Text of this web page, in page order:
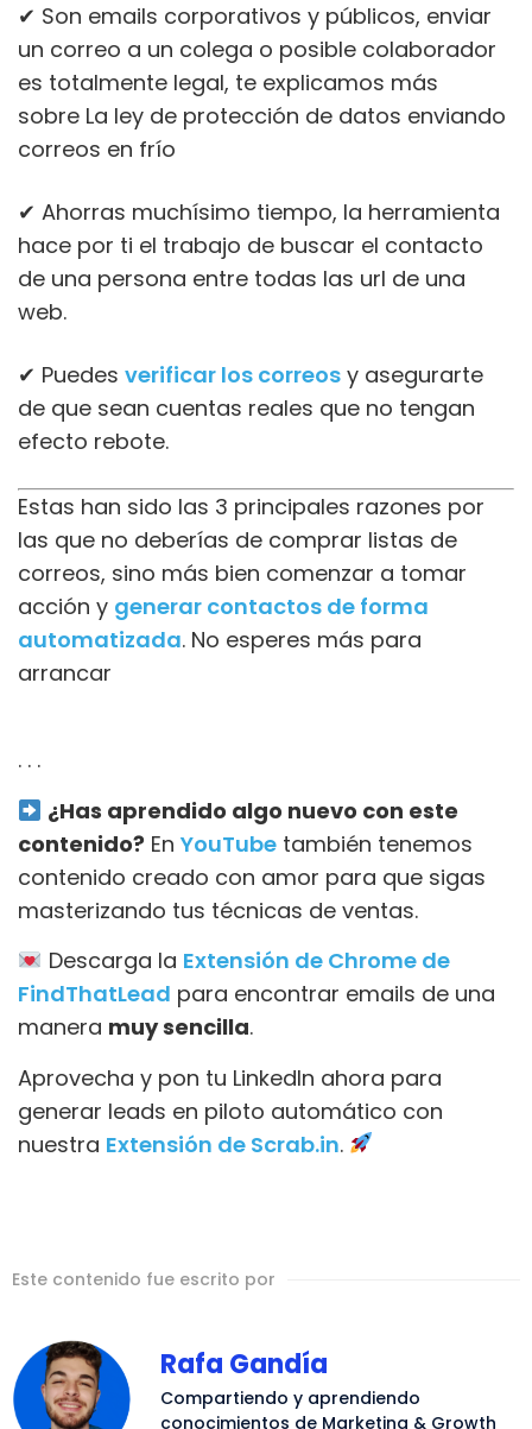
✔ Son emails corporativos y públicos, enviar
un correo a un colega o posible colaborador
es totalmente legal, te explicamos más
sobre La ley de protección de datos enviando
correos en frío
✔ Ahorras muchísimo tiempo, la herramienta
hace por ti el trabajo de buscar el contacto
de una persona entre todas las url de una
web.
✔ Puedes verificar los correos y asegurarte
de que sean cuentas reales que no tengan
efecto rebote.
Estas han sido las 3 principales razones por
las que no deberías de comprar listas de
correos, sino más bien comenzar a tomar
acción y generar contactos de forma
automatizada. No esperes más para
arrancar
. . .
¿Has aprendido algo nuevo con este
contenido? En YouTube también tenemos
contenido creado con amor para que sigas
masterizando tus técnicas de ventas.
Descarga la Extensión de Chrome de
FindThatLead para encontrar emails de una
manera muy sencilla.
Aprovecha y pon tu LinkedIn ahora para
generar leads en piloto automático con
nuestra Extensión de Scrab.in.
Este contenido fue escrito por
Rafa Gandía
Compartiendo y aprendiendo
conocimientos de Marketing & Growth